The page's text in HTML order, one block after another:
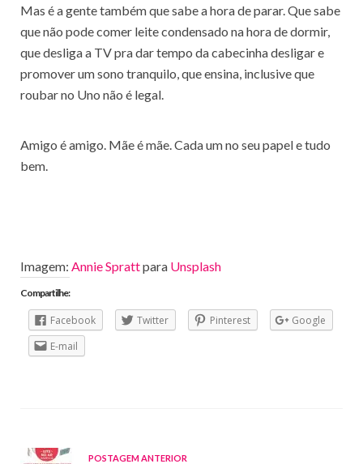
Mas é a gente também que sabe a hora de parar. Que sabe
que não pode comer leite condensado na hora de dormir,
que desliga a TV pra dar tempo da cabecinha desligar e
promover um sono tranquilo, que ensina, inclusive que
roubar no Uno não é legal.
Amigo é amigo. Mãe é mãe. Cada um no seu papel e tudo
bem.
Imagem: Annie Sprattpara Unsplash
Compartilhe:
Facebook Twitter Pinterest
Google
E-mail
POSTAGEM ANTERIOR